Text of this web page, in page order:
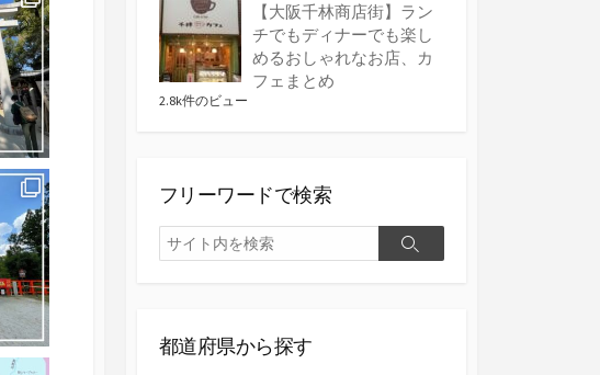
【大阪千林商店街】ラン
チでもディナーでも楽し
めるおしゃれなお店、カ
フェまとめ
2.8k件のビュー
フリーワードで検索
検
索
検
都道府県から探す